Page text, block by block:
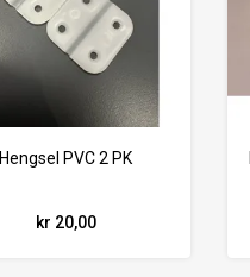
Hengsel PVC 2 PK
kr 20,00